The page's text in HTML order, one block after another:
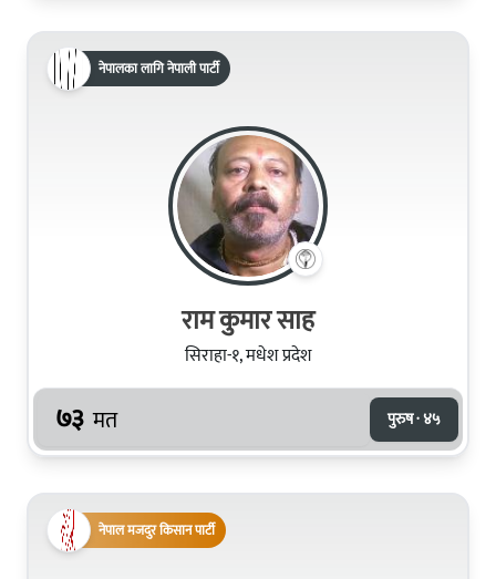
नेपालका लागि नेपाली पार्टी
राम कुमार साह
सिराहा-१, मधेश प्रदेश
७३ मत पुरुष · ४५
नेपाल मजदुर किसान पार्टी